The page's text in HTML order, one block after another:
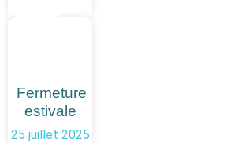
Fermeture
estivale
25 juillet 2025